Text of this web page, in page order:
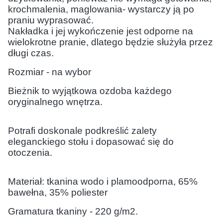
krochmalenia, maglowania- wystarczy ją po
praniu wyprasować.
Nakładka i jej wykończenie jest odporne na
wielokrotne pranie, dlatego będzie służyła przez
długi czas.
Rozmiar - na wybor
Bieżnik to wyjątkowa ozdoba każdego
oryginalnego wnętrza.
Potrafi doskonale podkreślić zalety
eleganckiego stołu i dopasować się do
otoczenia.
Materiał: tkanina wodo i plamoodporna, 65%
bawełna, 35% poliester
Gramatura tkaniny - 220 g/m2.